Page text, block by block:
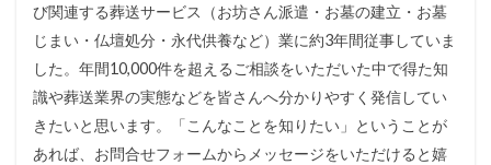
び関連する葬送サービス（お坊さん派遣・お墓の建立・お墓
じまい・仏壇処分・永代供養など）業に約3年間従事していま
した。年間10,000件を超えるご相談をいただいた中で得た知
識や葬送業界の実態などを皆さんへ分かりやすく発信してい
きたいと思います。「こんなことを知りたい」ということが
あれば、お問合せフォームからメッセージをいただけると嬉